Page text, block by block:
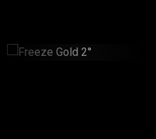
Freeze Gold 2°